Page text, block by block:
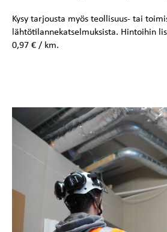
Kysy tarjousta myös teollisuus- tai
lähtötilannekatselmuksista. Hintoihin
0,97 € / km.